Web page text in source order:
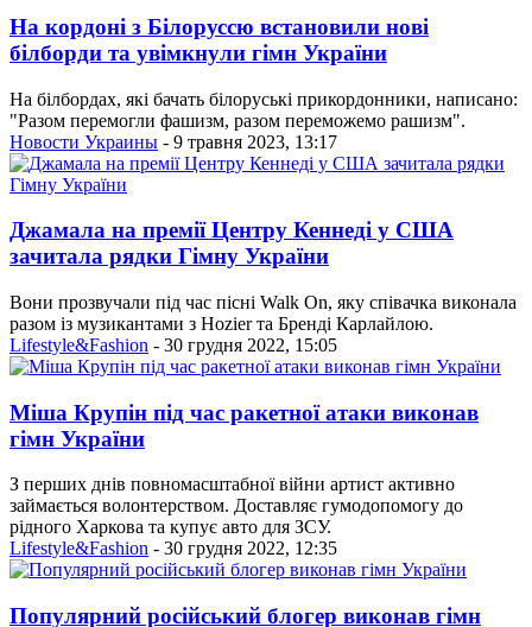
На кордоні з Білоруссю встановили нові
білборди та увімкнули гімн України
На білбордах, які бачать білоруські прикордонники, написано:
"Разом перемогли фашизм, разом переможемо рашизм".
Новости Украины - 9 травня 2023, 13:17
Джамала на премії Центру Кеннеді у США
зачитала рядки Гімну України
Вони прозвучали під час пісні Walk On, яку співачка виконала
разом із музикантами з Hozier та Бренді Карлайлою.
Lifestyle&Fashion - 30 грудня 2022, 15:05
Міша Крупін під час ракетної атаки виконав
гімн України
З перших днів повномасштабної війни артист активно
займається волонтерством. Доставляє гумодопомогу до
рідного Харкова та купує авто для ЗСУ.
Lifestyle&Fashion - 30 грудня 2022, 12:35
Популярний російський блогер виконав гімн